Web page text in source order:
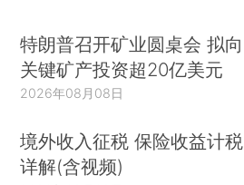
特朗普召开矿业圆桌会 拟向
关键矿产投资超20亿美元
2026年08月08日
境外收入征税 保险收益计税
详解(含视频)